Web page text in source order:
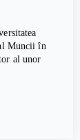
Muncii în
al unor